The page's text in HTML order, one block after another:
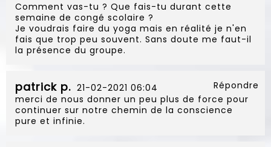
Comment vas-tu ? Que fais-tu durant cette
semaine de congé scolaire ?
Je voudrais faire du yoga mais en réalité je n'en
fais que trop peu souvent. Sans doute me faut-il
la présence du groupe.
patrick p. 21-02-2021 06:04
Répondre
merci de nous donner un peu plus de force pour
continuer sur notre chemin de la conscience
pure et infinie.